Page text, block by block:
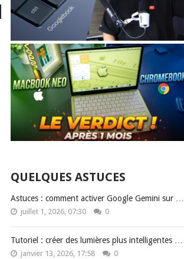
QUELQUES ASTUCES
Astuces : comment activer Google Gemini sur …
juillet 1, 2026, 07:30 0
Tutoriel : créer des lumières plus intelligentes …
janvier 13, 2026, 17:58 0